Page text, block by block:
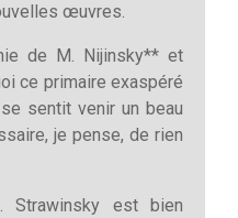
œuvres.
de M. Nijinsky** et
ce primaire exaspéré
sentit venir un beau
je pense, de rien
est bien